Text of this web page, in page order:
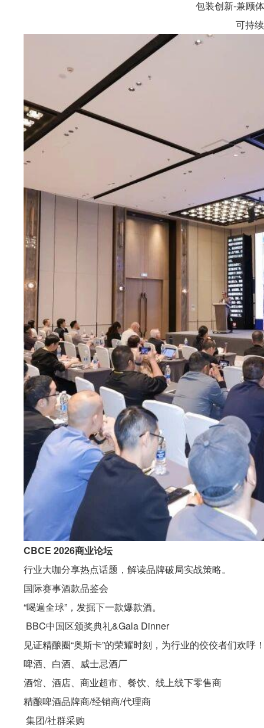
包装创新-兼顾
可持
CBCE 2026商业论坛
行业大咖分享热点话题，解读品牌破局实战策略。
国际赛事酒款品鉴会
“喝遍全球”，发掘下一款爆款酒。
BBC中国区颁奖典礼&Gala Dinner
见证精酿圈“奥斯卡”的荣耀时刻，为行业的佼佼者们欢呼
啤酒、白酒、威士忌酒厂
酒馆、酒店、商业超市、餐饮、线上线下零售商
精酿啤酒品牌商/经销商/代理商
集团/社群采购